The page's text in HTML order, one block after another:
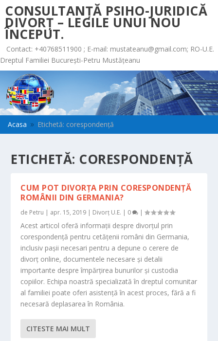
CONSULTANȚĂ PSIHO-JURIDICĂ
DIVORȚ – LEGILE UNUI NOU
ÎNCEPUT.
Contact: +40768511900 ; E-mail: mustateanu@gmail.com; RO-U.E.
Dreptul Familiei București-Petru Mustățeanu
Acasa 9 Etichetă: corespondență
ETICHETĂ: CORESPONDENȚĂ
CUM POT DIVORȚA PRIN CORESPONDENȚĂ
ROMÂNII DIN GERMANIA?
de Petru | apr. 15, 2019 | Divorț U.E. | 0 |
Acest articol oferă informații despre divorțul prin
corespondență pentru cetățenii români din Germania,
inclusiv pașii necesari pentru a depune o cerere de
divorț online, documentele necesare și detalii
importante despre împărțirea bunurilor și custodia
copiilor. Echipa noastră specializată în dreptul comunitar
al familiei poate oferi asistență în acest proces, fără a fi
necesară deplasarea în România.
CITESTE MAI MULT